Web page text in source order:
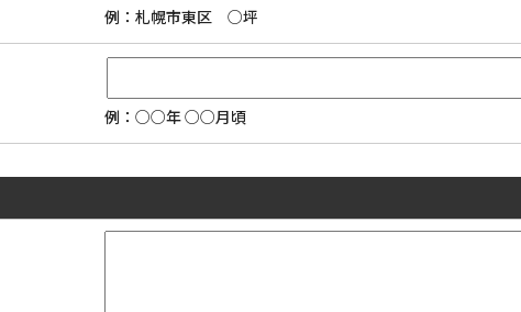
例：札幌市東区 ○坪
例：○○年 ○○月頃